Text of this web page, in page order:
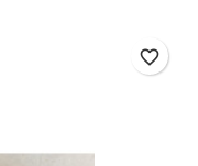
favorite_border